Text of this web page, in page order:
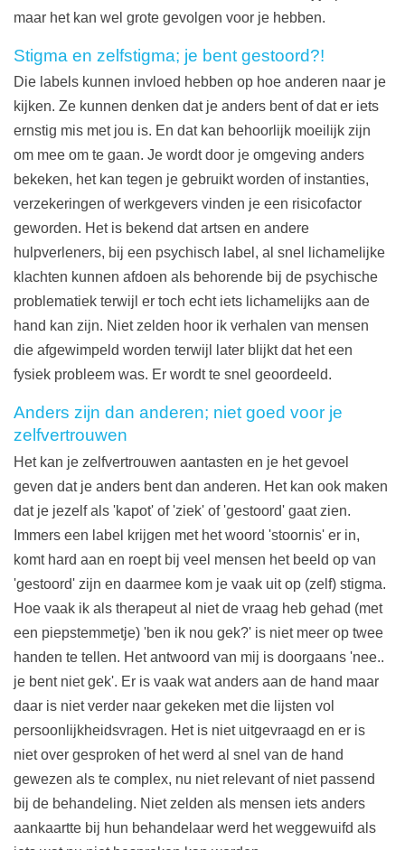
maar het kan wel grote gevolgen voor je hebben.
Stigma en zelfstigma; je bent gestoord?!
Die labels kunnen invloed hebben op hoe anderen naar je
kijken. Ze kunnen denken dat je anders bent of dat er iets
ernstig mis met jou is. En dat kan behoorlijk moeilijk zijn
om mee om te gaan. Je wordt door je omgeving anders
bekeken, het kan tegen je gebruikt worden of instanties,
verzekeringen of werkgevers vinden je een risicofactor
geworden. Het is bekend dat artsen en andere
hulpverleners, bij een psychisch label, al snel lichamelijke
klachten kunnen afdoen als behorende bij de psychische
problematiek terwijl er toch echt iets lichamelijks aan de
hand kan zijn. Niet zelden hoor ik verhalen van mensen
die afgewimpeld worden terwijl later blijkt dat het een
fysiek probleem was. Er wordt te snel geoordeeld.
Anders zijn dan anderen; niet goed voor je
zelfvertrouwen
Het kan je zelfvertrouwen aantasten en je het gevoel
geven dat je anders bent dan anderen. Het kan ook maken
dat je jezelf als 'kapot' of 'ziek' of 'gestoord' gaat zien.
Immers een label krijgen met het woord 'stoornis' er in,
komt hard aan en roept bij veel mensen het beeld op van
'gestoord' zijn en daarmee kom je vaak uit op (zelf) stigma.
Hoe vaak ik als therapeut al niet de vraag heb gehad (met
een piepstemmetje) 'ben ik nou gek?' is niet meer op twee
handen te tellen. Het antwoord van mij is doorgaans 'nee..
je bent niet gek'. Er is vaak wat anders aan de hand maar
daar is niet verder naar gekeken met die lijsten vol
persoonlijkheidsvragen. Het is niet uitgevraagd en er is
niet over gesproken of het werd al snel van de hand
gewezen als te complex, nu niet relevant of niet passend
bij de behandeling. Niet zelden als mensen iets anders
aankaartte bij hun behandelaar werd het weggewuifd als